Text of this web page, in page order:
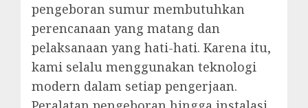
pengeboran sumur membutuhkan
perencanaan yang matang dan
pelaksanaan yang hati-hati. Karena itu,
kami selalu menggunakan teknologi
modern dalam setiap pengerjaan.